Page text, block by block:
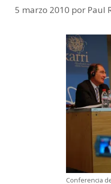
5 marzo 2010 por Paul
Conferencia